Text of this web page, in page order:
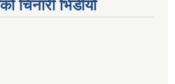
चिनारी भिडीयो